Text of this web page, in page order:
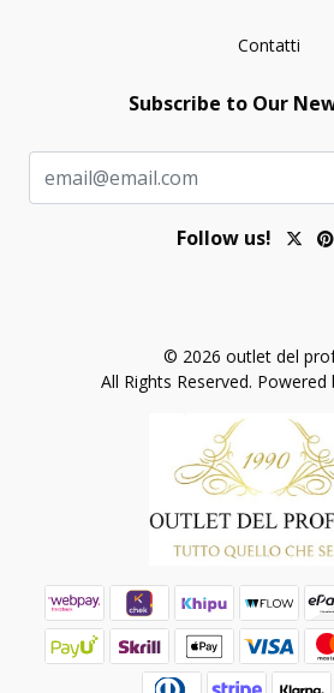
Contatti
Subscribe to Our
Follow us!
© 2026 outlet del
All Rights Reserved. Powered